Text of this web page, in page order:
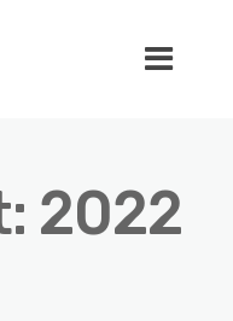
2022